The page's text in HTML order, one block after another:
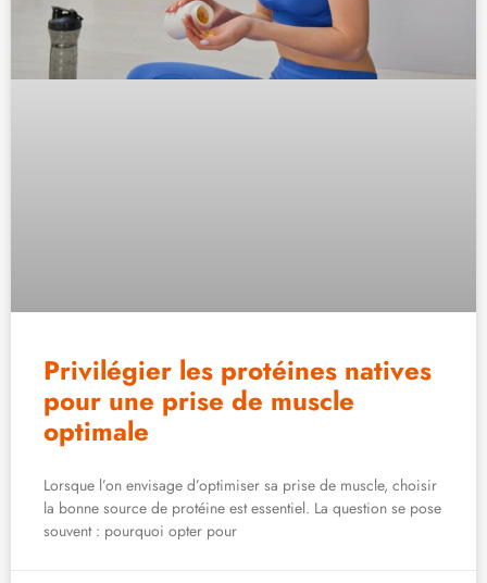
Privilégier les protéines natives
pour une prise de muscle
optimale
Lorsque l’on envisage d’optimiser sa prise de muscle, choisir
la bonne source de protéine est essentiel. La question se pose
souvent : pourquoi opter pour